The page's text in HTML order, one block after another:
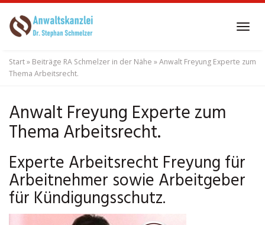
to
content
Start» Beiträge RA Schmelzer in der Nähe »Anwalt Freyung Experte zum
Thema Arbeitsrecht.
Anwalt Freyung Experte zum
Thema Arbeitsrecht.
Experte Arbeitsrecht Freyung für
Arbeitnehmer sowie Arbeitgeber
für Kündigungsschutz.